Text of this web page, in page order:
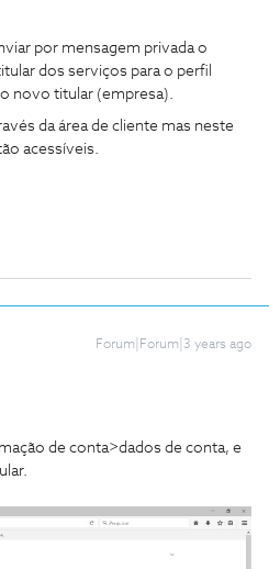
por mensagem privada o
dos serviços para o perfil
novo titular (empresa).
da área de cliente mas neste
acessíveis.
Forum|Forum|3 years ago
de conta>dados de conta, e